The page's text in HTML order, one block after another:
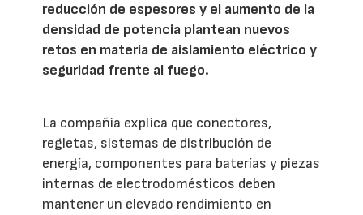
reducción de espesores y el aumento de la
densidad de potencia plantean nuevos
retos en materia de aislamiento eléctrico y
seguridad frente al fuego.
La compañía explica que conectores,
regletas, sistemas de distribución de
energía, componentes para baterías y piezas
internas de electrodomésticos deben
mantener un elevado rendimiento en